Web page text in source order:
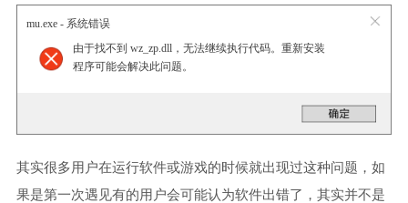
mu.exe - 系统错误
由于找不到 wz_zp.dll，无法继续执行代码。重新安装
程序可能会解决此问题。
其实很多用户在运行软件或游戏的时候就出现过这种问题，如
果是第一次遇见有的用户会可能认为软件出错了，其实并不是